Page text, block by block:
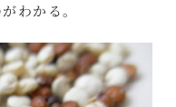
わかる。